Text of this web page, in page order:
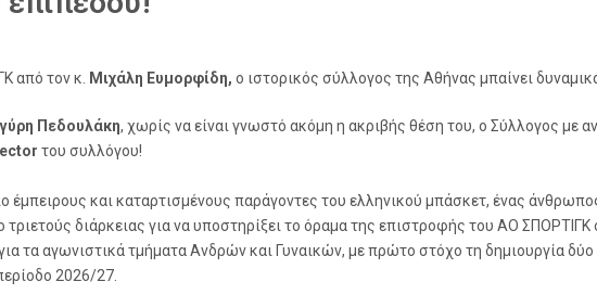
από τον κ. Μιχάλη Ευμορφίδη, ο ιστορικός σύλλογος της Αθήνας μπαίνει
Πεδουλάκη, χωρίς να είναι γνωστό ακόμη η ακριβής θέση του, ο Σύλλογος με
του συλλόγου!
έμπειρους και καταρτισμένους παράγοντες του ελληνικού μπάσκετ, ένας
διάρκειας για να υποστηρίξει το όραμα της επιστροφής του ΑΟ
τα αγωνιστικά τμήματα Ανδρών και Γυναικών, με πρώτο στόχο τη δημιουργία
2026/27.